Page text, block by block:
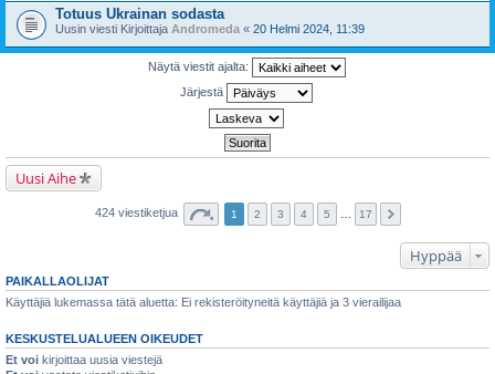
Totuus Ukrainan sodasta
Uusin viesti Kirjoittaja Andromeda « 20 Helmi 2024, 11:39
Näytä viestit ajalta:
Järjestä
Uusi Aihe
424 viestiketjua 1 2 3 4 5 17
Hyppää
PAIKALLAOLIJAT
Käyttäjiä lukemassa tätä aluetta: Ei rekisteröityneitä käyttäjiä ja 3 vierailijaa
KESKUSTELUALUEEN OIKEUDET
Et voi kirjoittaa uusia viestejä